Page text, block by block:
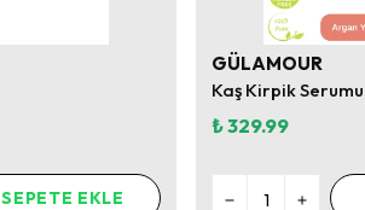
SEPETE EKLE
GÜLAMOUR
₺ 329.99